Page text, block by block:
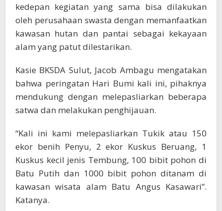
kedepan kegiatan yang sama bisa dilakukan
oleh perusahaan swasta dengan memanfaatkan
kawasan hutan dan pantai sebagai kekayaan
alam yang patut dilestarikan.
Kasie BKSDA Sulut, Jacob Ambagu mengatakan
bahwa peringatan Hari Bumi kali ini, pihaknya
mendukung dengan melepasliarkan beberapa
satwa dan melakukan penghijauan.
“Kali ini kami melepasliarkan Tukik atau 150
ekor benih Penyu, 2 ekor Kuskus Beruang, 1
Kuskus kecil jenis Tembung, 100 bibit pohon di
Batu Putih dan 1000 bibit pohon ditanam di
kawasan wisata alam Batu Angus Kasawari”.
Katanya.